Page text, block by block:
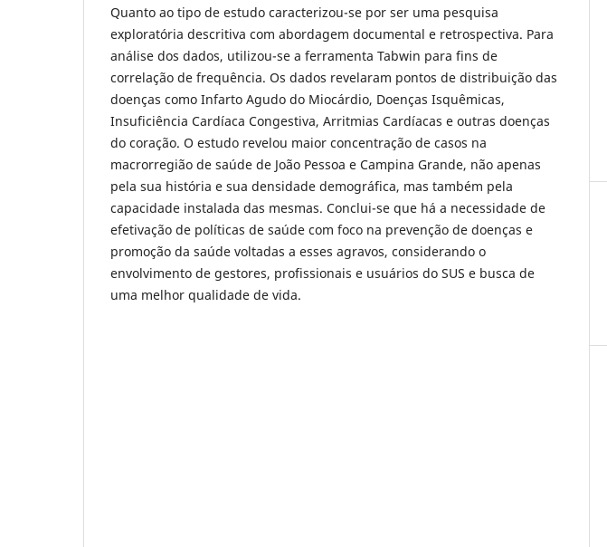
Quanto ao tipo de estudo caracterizou-se por ser uma pesquisa
exploratória descritiva com abordagem documental e retrospectiva. Para
análise dos dados, utilizou-se a ferramenta Tabwin para fins de
correlação de frequência. Os dados revelaram pontos de distribuição das
doenças como Infarto Agudo do Miocárdio, Doenças Isquêmicas,
Insuficiência Cardíaca Congestiva, Arritmias Cardíacas e outras doenças
do coração. O estudo revelou maior concentração de casos na
macrorregião de saúde de João Pessoa e Campina Grande, não apenas
pela sua história e sua densidade demográfica, mas também pela
capacidade instalada das mesmas. Conclui-se que há a necessidade de
efetivação de políticas de saúde com foco na prevenção de doenças e
promoção da saúde voltadas a esses agravos, considerando o
envolvimento de gestores, profissionais e usuários do SUS e busca de
uma melhor qualidade de vida.